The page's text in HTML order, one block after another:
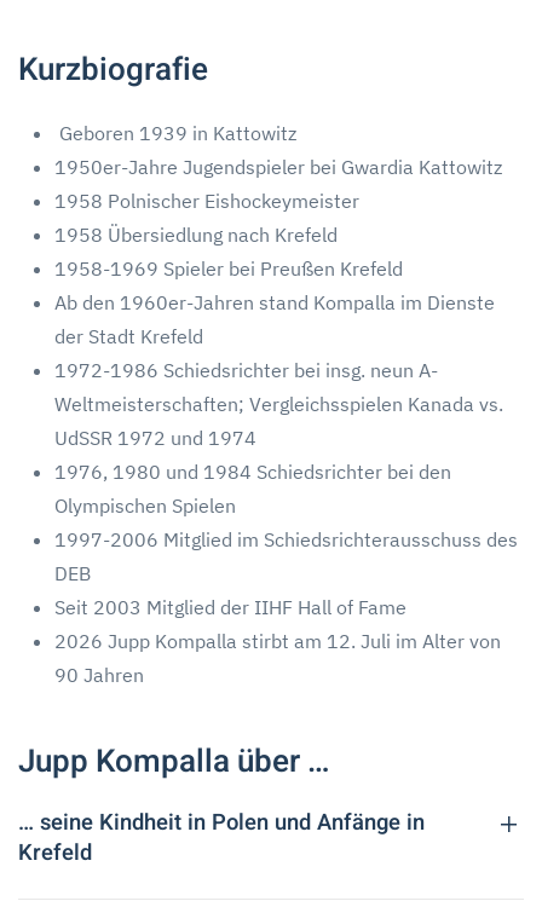
Kurzbiografie
Geboren 1939 in Kattowitz
1950er-Jahre Jugendspieler bei Gwardia Kattowitz
1958 Polnischer Eishockeymeister
1958 Übersiedlung nach Krefeld
1958-1969 Spieler bei Preußen Krefeld
Ab den 1960er-Jahren stand Kompalla im Dienste
der Stadt Krefeld
1972-1986 Schiedsrichter bei insg. neun A-
Weltmeisterschaften; Vergleichsspielen Kanada vs.
UdSSR 1972 und 1974
1976, 1980 und 1984 Schiedsrichter bei den
Olympischen Spielen
1997-2006 Mitglied im Schiedsrichterausschuss des
DEB
Seit 2003 Mitglied der IIHF Hall of Fame
2026 Jupp Kompalla stirbt am 12. Juli im Alter von
90 Jahren
Jupp Kompalla über …
… seine Kindheit in Polen und Anfänge in
Krefeld